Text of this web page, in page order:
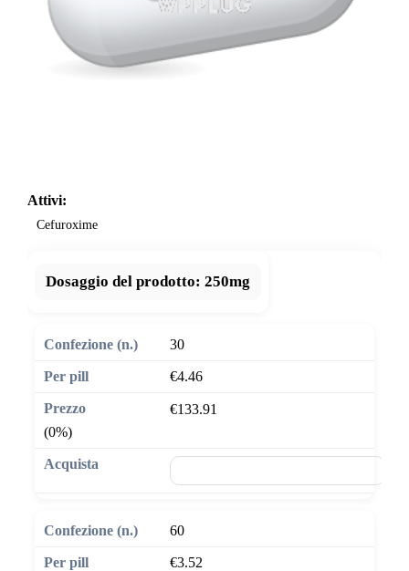
Attivi:
Cefuroxime
Dosaggio del prodotto: 250mg
30
€4.46
€133.91
(0%)
60
€3.52